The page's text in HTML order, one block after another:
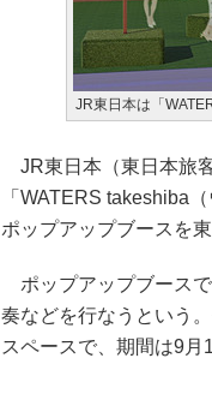
JR東日本は「
JR東日本（東日本旅
「WATERS takeshiba
ポップアップブースを
ポップアップブース
奏などを行なうという
スペースで、期間は9月